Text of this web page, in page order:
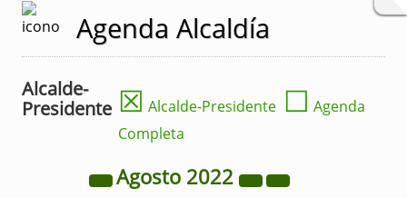
Agenda Alcaldía
Alcalde-
Presidente ☒ Alcalde-Presidente ☐ Agenda
Completa
Agosto 2022